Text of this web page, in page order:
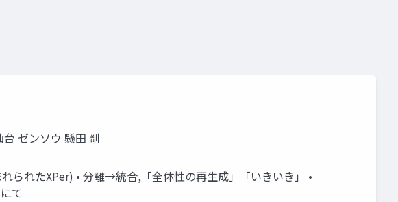
ゼンソウ 懸田 剛
られたXPer) • 分離→統合,「全体性の再生成」「いきいき」 •
て